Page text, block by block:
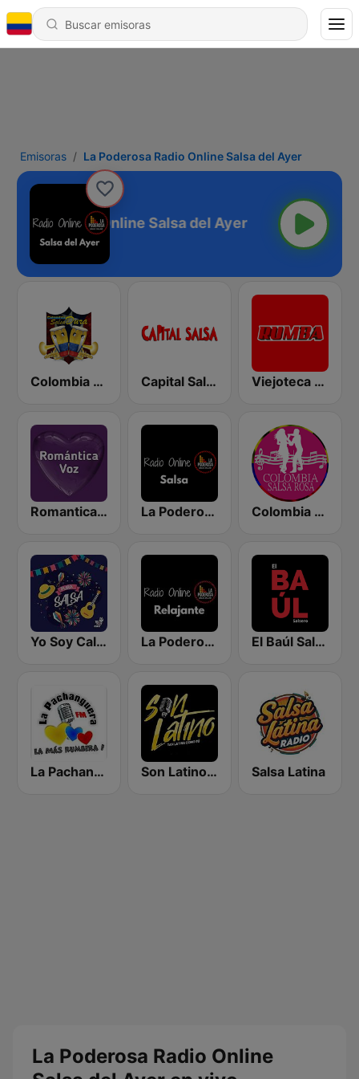
Emisoras La Poderosa Radio Online Salsa del Ayer
Radio Online Salsa del Ayer
Colombia Salsa Dura Capital Salsa Viejoteca Salsa Merengue Tropical
Romantica Voz La Poderosa Radio Online Salsa Colombia Salsa Rosa
Yo Soy Cali Salsa La Poderosa Radio Online Relajante El Baúl Salsero
La Pachanguera FM Son Latino Medellín Salsa Latina
La Poderosa Radio Online